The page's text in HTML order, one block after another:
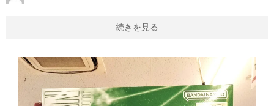
続きを見る